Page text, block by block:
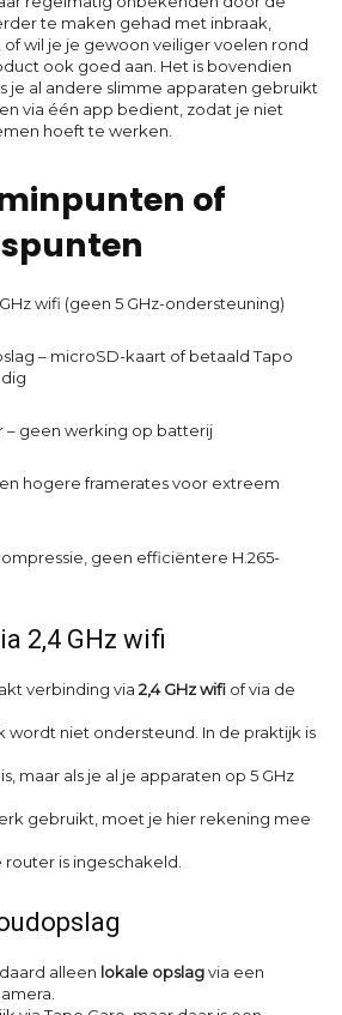
te maken gehad met inbraak,
of wil je je gewoon veiliger voelen rond
ook goed aan. Het is bovendien
je al andere slimme apparaten gebruikt
via één app bedient, zodat je niet
hoeft te werken.
of
wifi (geen 5 GHz-ondersteuning)
– microSD-kaart of betaald Tapo
– geen werking op batterij
hogere framerates voor extreem
geen efficiëntere H.265-
2,4 GHz wifi
verbinding via 2,4 GHz wifi of via de
wordt niet ondersteund. In de praktijk is
maar als je al je apparaten op 5 GHz
gebruikt, moet je hier rekening mee
router is ingeschakeld.
alleen lokale opslagvia een